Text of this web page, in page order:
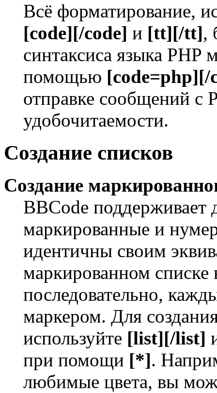
Всё форматирование,
[code][/code] и [tt][/tt],
синтаксиса языка PHP
помощью [code=php][/
отправке сообщений с
удобочитаемости.
Создание списков
Создание
BBCode поддерживает
маркированные и
идентичны своим
маркированном списке
последовательно,
маркером. Для
используйте [list][/list]
при помощи [*].
любимые цвета, вы